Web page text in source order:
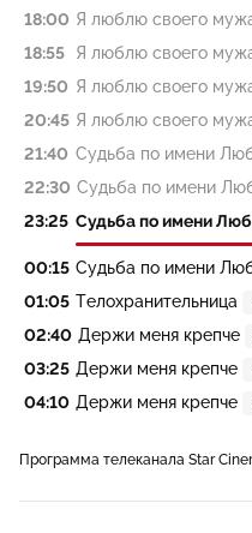
18:00 Я люблю своего
18:55 Я люблю своего
19:50 Я люблю своего
20:45 Я люблю своего
21:40 Судьба по имени
22:30 Судьба по имени
23:25 Судьба по имени
00:15 Судьба по имени
01:05 Телохранительница
02:40 Держи меня крепче
03:25 Держи меня крепче
04:10 Держи меня крепче
Программа телеканала Star